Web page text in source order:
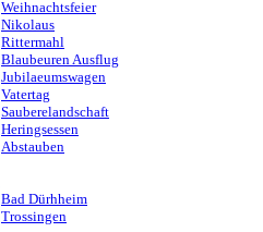
Weihnachtsfeier
Nikolaus
Rittermahl
Blaubeuren Ausflug
Jubilaeumswagen
Vatertag
Sauberelandschaft
Heringsessen
Abstauben
Bad Dürhheim
Trossingen